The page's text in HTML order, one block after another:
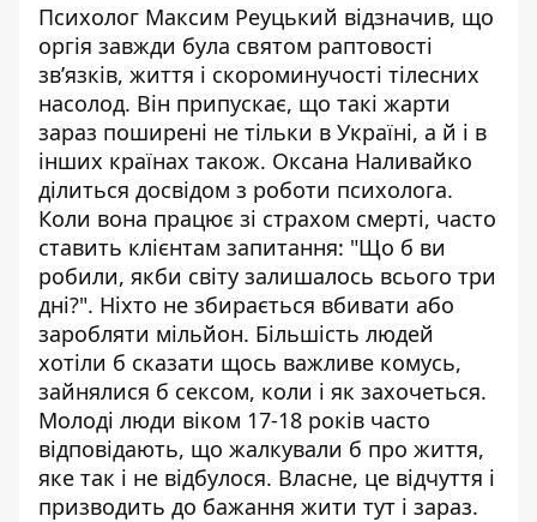
Психолог Максим Реуцький відзначив, що
оргія завжди була святом раптовості
зв’язків, життя і скороминучості тілесних
насолод. Він припускає, що такі жарти
зараз поширені не тільки в Україні, а й і в
інших країнах також. Оксана Наливайко
ділиться досвідом з роботи психолога.
Коли вона працює зі страхом смерті, часто
ставить клієнтам запитання: "Що б ви
робили, якби світу залишалось всього три
дні?". Ніхто не збирається вбивати або
заробляти мільйон. Більшість людей
хотіли б сказати щось важливе комусь,
зайнялися б сексом, коли і як захочеться.
Молоді люди віком 17-18 років часто
відповідають, що жалкували б про життя,
яке так і не відбулося. Власне, це відчуття і
призводить до бажання жити тут і зараз.